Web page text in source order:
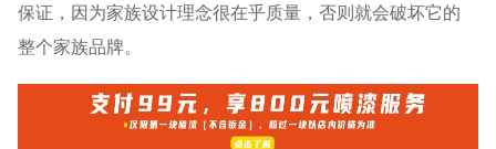
保证，因为家族设计理念很在乎质量，否则就会破坏它的
整个家族品牌。